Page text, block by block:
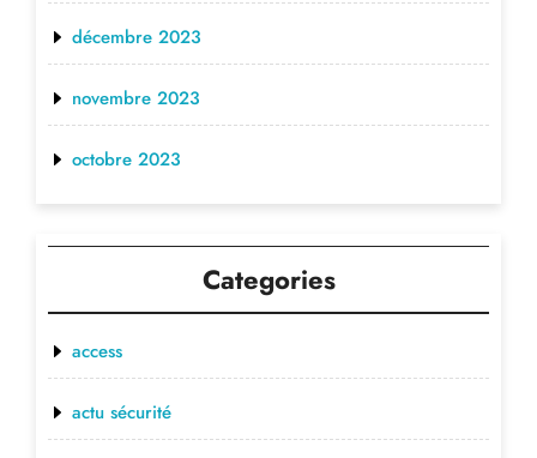
décembre 2023
novembre 2023
octobre 2023
Categories
access
actu sécurité